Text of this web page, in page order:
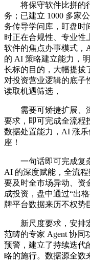
将保守软件比拼的行
务；已建立 1000 多家
务传导学问库，盯盘时
时正在合规性、专业性
软件的焦点办事模式，
的 AI 策略建立能力，
长标的目的，大幅提拔
对投资营业逻辑的底子
读取机遇筛选，
需要可矫捷扩展、深
要求，即可完成全流程
数据处置能力，AI 涨
座！
一句话即可完成复杂
AI 的深度赋能，全流
要及时全市场异动、资
成投资，盘中通过“出
牌平台数据来历不权势
新尺度要求，安排宏
范畴的专家 Agent 协同
预警，建立了持续迭代
略的施行。数据源全数